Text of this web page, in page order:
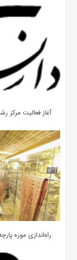
آغاز فعالیت مرکز
راه‌اندازی موزه